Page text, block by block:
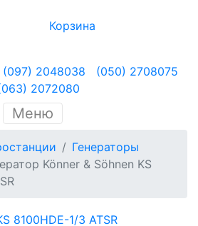
Корзина
(097) 2048038
(050) 2708075
2072080
Меню
Генераторы
Könner & Söhnen KS